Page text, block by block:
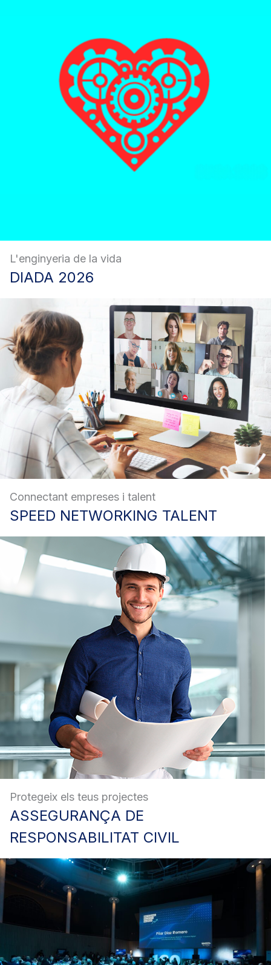
L'enginyeria de la vida
DIADA 2026
Connectant empreses i talent
SPEED NETWORKING TALENT
Protegeix els teus projectes
ASSEGURANÇA DE
RESPONSABILITAT CIVIL